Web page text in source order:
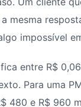
mesma
impossível
entre R$
Para uma
480 e R$ 960